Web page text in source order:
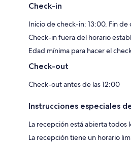
Check-in
Inicio de check-in: 13:00. Fin
Check-in fuera del horario
Edad mínima para hacer el
Check-out
Check-out antes de las 12:00
Instrucciones especiales
La recepción está abierta todos
La recepción tiene un horario